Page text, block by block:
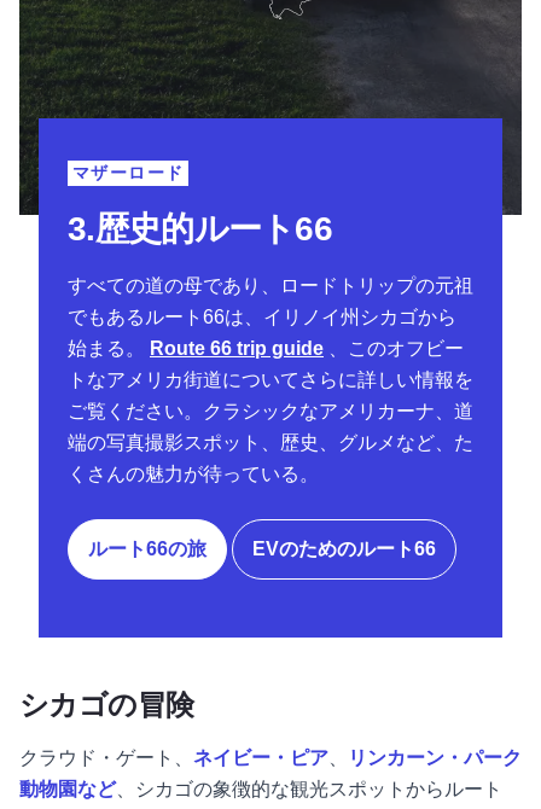
3.歴史的ルート66
マザーロード
すべての道の母であり、ロードトリップの元祖
でもあるルート66は、イリノイ州シカゴから
始まる。
Route 66 trip guide 、このオフビー
トなアメリカ街道についてさらに詳しい情報を
ご覧ください。クラシックなアメリカーナ、道
端の写真撮影スポット、歴史、グルメなど、た
くさんの魅力が待っている。
ルート66の旅 EVのためのルート66
シカゴの冒険
クラウド・ゲート、 ネイビー・ピア、
リンカーン・パーク
動物園など、シカゴの象徴的な観光スポットからルート